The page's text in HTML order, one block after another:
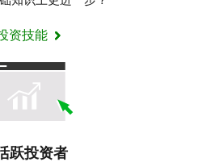
资技能
跃投资者